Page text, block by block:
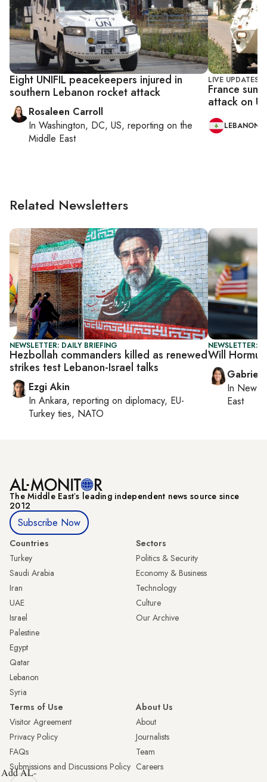
Eight UNIFIL peacekeepers injured in
southern Lebanon rocket attack
Rosaleen Carroll
In Washington, DC, US, reporting on the
Middle East
LIVE UPDATES
France
attack on
LEBANON
Related Newsletters
NEWSLETTER: DAILY BRIEFING
Hezbollah commanders killed as renewed
strikes test Lebanon-Israel talks
Ezgi Akin
In Ankara, reporting on diplomacy, EU-
Turkey ties, NATO
NEWSLETTER:
Will
In New
East
The Middle Eastʼs leading independent news source since
2012
Subscribe Now
Countries
Turkey
Saudi Arabia
Iran
UAE
Israel
Palestine
Egypt
Qatar
Lebanon
Syria
Sectors
Politics & Security
Economy & Business
Technology
Culture
Our Archive
Terms of Use
Visitor Agreement
Privacy Policy
FAQs
Submissions and Discussions Policy
About Us
About
Journalists
Team
Careers
Add AL-